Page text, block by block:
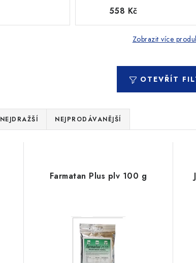
558 Kč
Zobrazit více
OTEVŘÍT
NEJDRAŽŠÍ NEJPRODÁVANĚJŠÍ
Farmatan Plus plv 100 g